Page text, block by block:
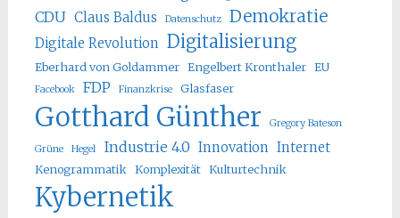
CDU Claus Baldus Datenschutz Demokratie
Digitale Revolution Digitalisierung
Eberhard von Goldammer Engelbert Kronthaler EU
Facebook FDP Finanzkrise Glasfaser
Gotthard Günther Gregory Bateson
Grüne Hegel Industrie 4.0 Innovation Internet
Kenogrammatik Komplexität Kulturtechnik
Kybernetik